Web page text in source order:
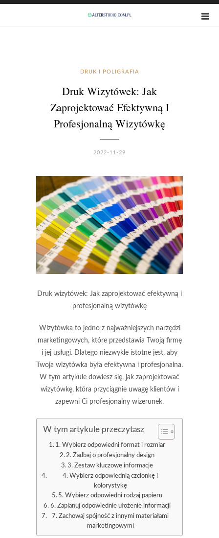
DRUK I POLIGRAFIA
Druk Wizytówek: Jak
Zaprojektować Efektywną I
Profesjonalną Wizytówkę
2022-11-29
Druk wizytówek: Jak zaprojektować efektywną i
profesjonalną wizytówkę
Wizytówka to jedno z najważniejszych narzędzi
marketingowych, które przedstawia Twoją firmę
i jej usługi. Dlatego niezwykle istotne jest, aby
Twoja wizytówka była efektywna i profesjonalna.
W tym artykule dowiesz się, jak zaprojektować
wizytówkę, która przyciągnie uwagę klientów i
zapewni Ci profesjonalny wizerunek.
W tym artykule przeczytasz
1. Wybierz odpowiedni format i rozmiar
2. Zadbaj o profesjonalny design
3. Zestaw kluczowe informacje
4. Wybierz odpowiednią czcionkę i
kolorystykę
5. Wybierz odpowiedni rodzaj papieru
6. Zaplanuj odpowiednie ułożenie informacji
7. Zachowaj spójność z innymi materiałami
marketingowymi